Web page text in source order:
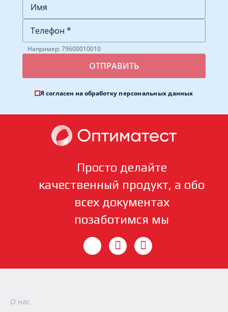
Например: 79600010010
Я согласен на обработку персональных данных
Просто делайте
качественный продукт, а обо
всех документах
позаботимся мы
О нас